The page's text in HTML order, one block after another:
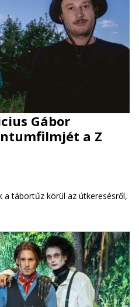
Gábor
a Z
a tábortűz körül az útkeresésről,